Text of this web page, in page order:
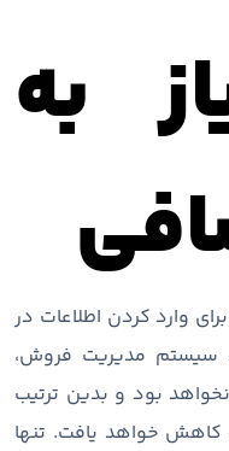
به
وارد کردن اطلاعات در
سیستم مدیریت فروش،
بود و بدین ترتیب
خواهد یافت. تنها